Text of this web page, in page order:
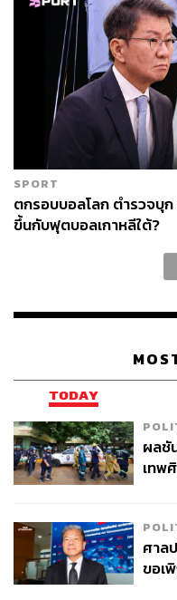
SPORT
ตกรอบบอลโลก ตำรวจบุก
ขึ้นกับฟุตบอลเกาหลีใต้?
TODAY
ผลชั
เทพ
ศาล
ขอเ